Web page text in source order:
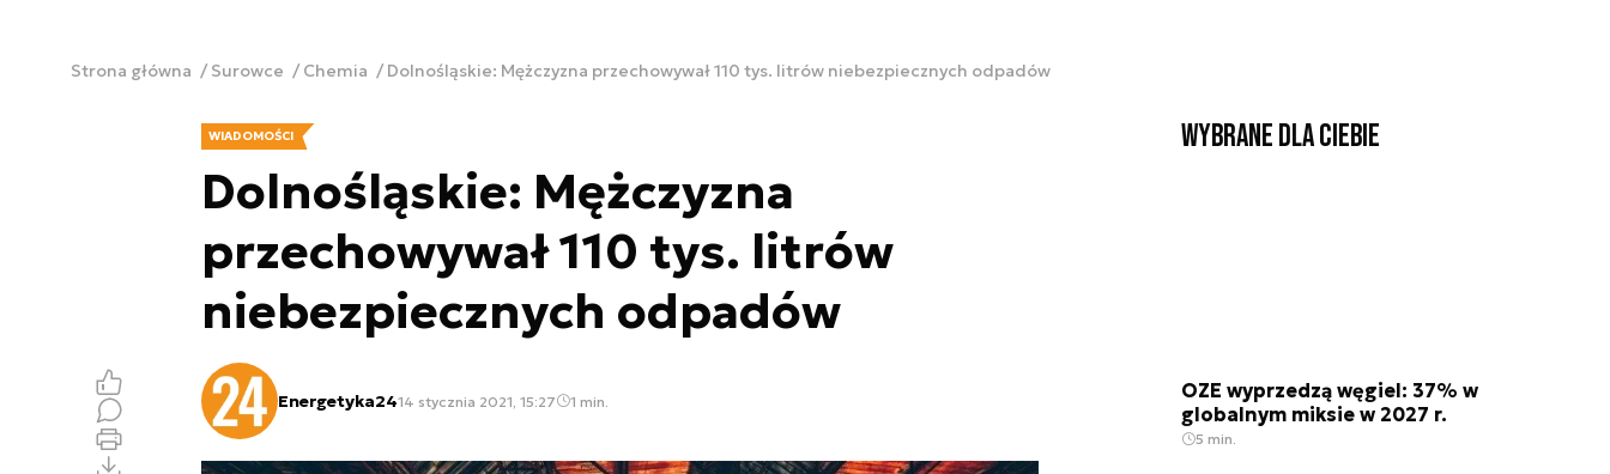
Strona główna Surowce Chemia Dolnośląskie: Mężczyzna przechowywał 110 tys. litrów niebezpiecznych odpadów
WIADOMOŚCI
Dolnośląskie: Mężczyzna
przechowywał 110 tys. litrów
niebezpiecznych odpadów
Energetyka2414 stycznia 2021, 15:27 1 min.
Wybrane dla Ciebie
OZE wyprzedzą węgiel: 37% w
globalnym miksie w 2027 r.
5 min.